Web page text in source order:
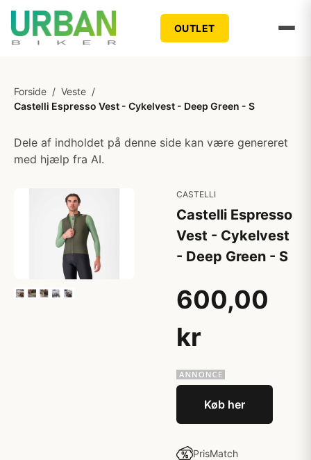
OUTLET
Forside / Veste /
Castelli Espresso Vest - Cykelvest - Deep Green - S
Dele af indholdet på denne side kan være genereret
med hjælp fra AI.
CASTELLI
Castelli Espresso
Vest - Cykelvest
- Deep Green - S
600,00
kr
Køb her
PrisMatch